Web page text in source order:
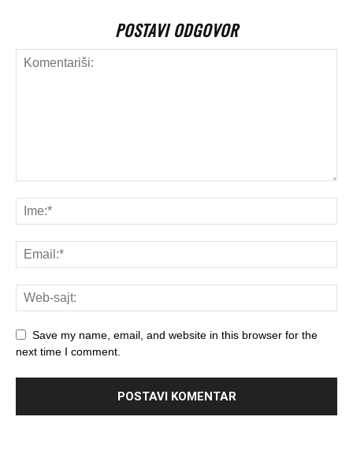
POSTAVI ODGOVOR
Save my name, email, and website in this browser for the
next time I comment.